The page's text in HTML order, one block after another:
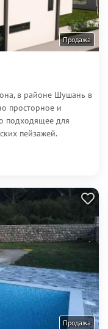
Продажа
в районе Шушань в
просторное и
подходящее для
пейзажей.
Продажа